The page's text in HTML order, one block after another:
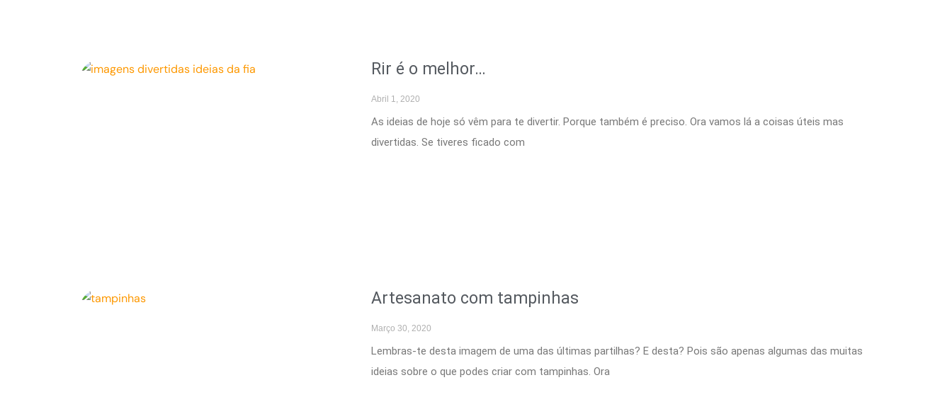
Rir é o melhor…
Abril 1, 2020
As ideias de hoje só vêm para te divertir. Porque também é preciso. Ora vamos lá a coisas úteis mas
divertidas. Se tiveres ficado com
Artesanato com tampinhas
Março 30, 2020
Lembras-te desta imagem de uma das últimas partilhas? E desta? Pois são apenas algumas das muitas
ideias sobre o que podes criar com tampinhas. Ora